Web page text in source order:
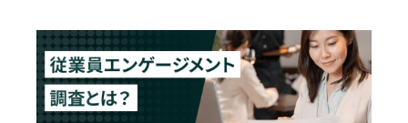
コラム
ニュース